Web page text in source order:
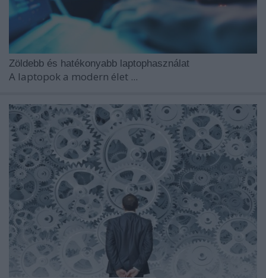
Zöldebb és hatékonyabb laptophasználat
A laptopok a modern élet ...